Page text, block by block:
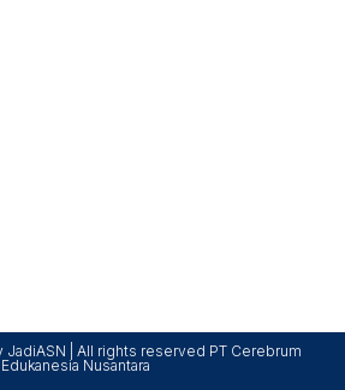
JadiASN | All rights reserved PT Cerebrum
Edukanesia Nusantara